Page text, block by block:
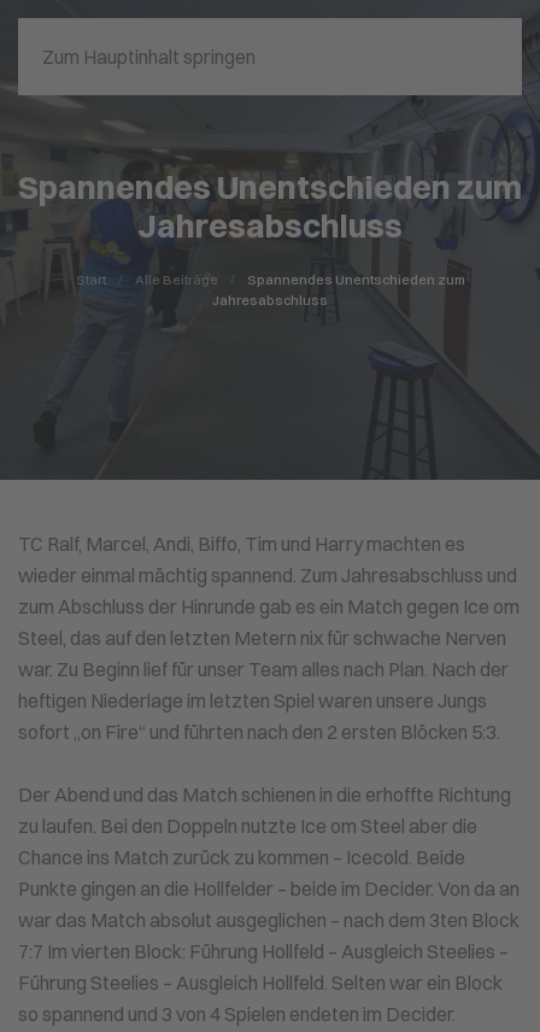
Zum Hauptinhalt springen
Spannendes Unentschieden zum
Jahresabschluss
Start Alle Beiträge
Spannendes Unentschieden zum
Jahresabschluss
TC Ralf, Marcel, Andi, Biffo, Tim und Harry machten es
wieder einmal mächtig spannend. Zum Jahresabschluss und
zum Abschluss der Hinrunde gab es ein Match gegen Ice om
Steel, das auf den letzten Metern nix für schwache Nerven
war. Zu Beginn lief für unser Team alles nach Plan. Nach der
heftigen Niederlage im letzten Spiel waren unsere Jungs
sofort „on Fire“ und führten nach den 2 ersten Blöcken 5:3.
Der Abend und das Match schienen in die erhoffte Richtung
zu laufen. Bei den Doppeln nutzte Ice om Steel aber die
Chance ins Match zurück zu kommen – Icecold. Beide
Punkte gingen an die Hollfelder – beide im Decider. Von da an
war das Match absolut ausgeglichen – nach dem 3ten Block
7:7 Im vierten Block: Führung Hollfeld – Ausgleich Steelies –
Führung Steelies – Ausgleich Hollfeld. Selten war ein Block
so spannend und 3 von 4 Spielen endeten im Decider.